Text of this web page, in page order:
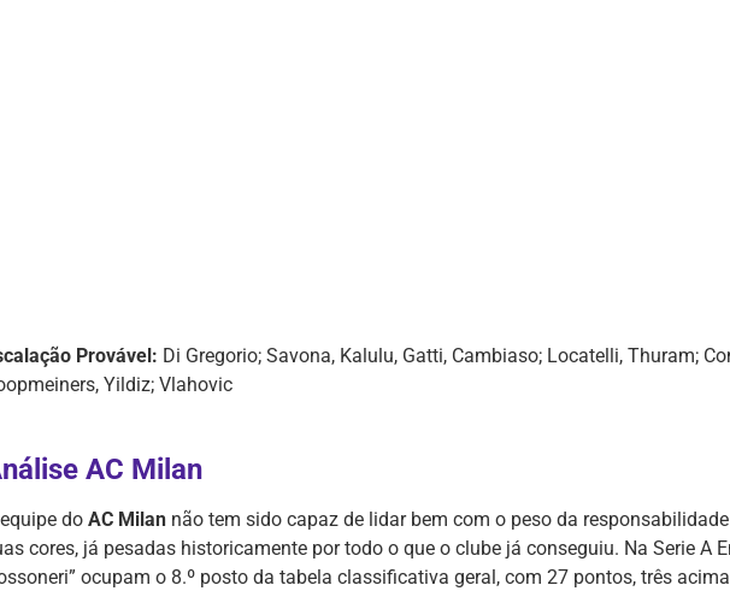
Provável: Di Gregorio; Savona, Kalulu, Gatti, Cambiaso; Locatelli, Thuram;
Yildiz; Vlahovic
AC Milan
do AC Milan não tem sido capaz de lidar bem com o peso da
cores, já pesadas historicamente por todo o que o clube já conseguiu. Na Serie A
ocupam o 8.º posto da tabela classificativa geral, com 27 pontos, três